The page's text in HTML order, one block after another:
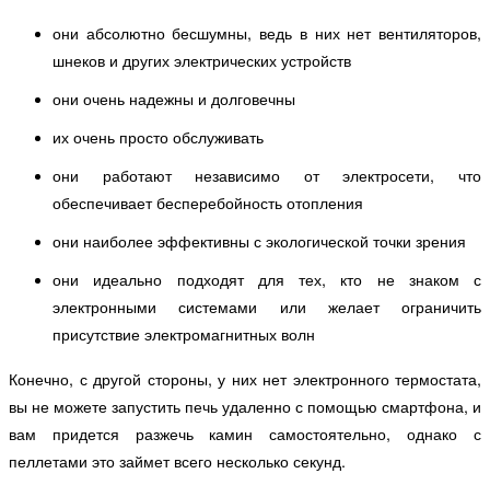
они абсолютно бесшумны, ведь в них нет вентиляторов,
шнеков и других электрических устройств
они очень надежны и долговечны
их очень просто обслуживать
они работают независимо от электросети, что
обеспечивает бесперебойность отопления
они наиболее эффективны с экологической точки зрения
они идеально подходят для тех, кто не знаком с
электронными системами или желает ограничить
присутствие электромагнитных волн
Конечно, с другой стороны, у них нет электронного термостата,
вы не можете запустить печь удаленно с помощью смартфона, и
вам придется разжечь камин самостоятельно, однако с
пеллетами это займет всего несколько секунд.